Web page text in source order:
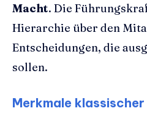
Macht. Die
Hierarchie über den
Entscheidungen, die
sollen.
Merkmale klassischer